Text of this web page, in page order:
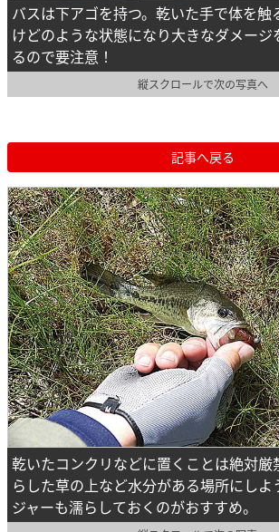
バスは下アゴを持つ。乾いた手で体を触
けどのような状態になり大きなダメージ
るので要注意！
縦スクロールで次の写真へ
記事へ戻る
乾いたコンクリなどに置くことは絶対厳
らした草の上など水分がある場所にしよ
ジャーも濡らしておくのがおすすめ。